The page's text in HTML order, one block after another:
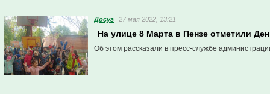
Досуг 27 мая 2022, 13:21
На улице 8 Марта в Пензе отметили
Об этом рассказали в пресс-службе